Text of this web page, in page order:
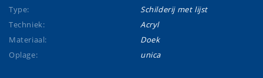
Type:
Schilderij met lijst
Techniek:
Acryl
Materiaal:
Doek
Oplage:
unica